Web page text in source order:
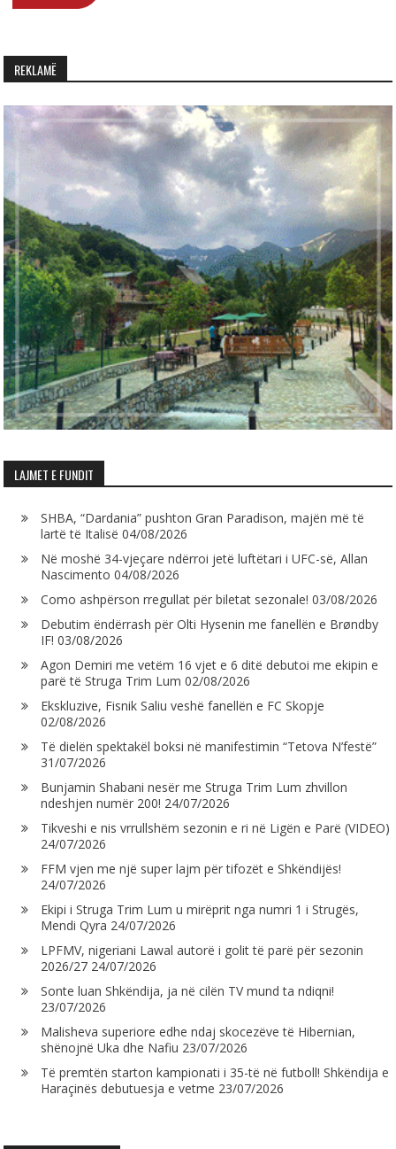
REKLAMË
LAJMET E FUNDIT
SHBA, “Dardania” pushton Gran Paradison, majën më të
lartë të Italisë 04/08/2026
Në moshë 34-vjeçare ndërroi jetë luftëtari i UFC-së, Allan
Nascimento 04/08/2026
Como ashpërson rregullat për biletat sezonale! 03/08/2026
Debutim ëndërrash për Olti Hysenin me fanellën e Brøndby
IF! 03/08/2026
Agon Demiri me vetëm 16 vjet e 6 ditë debutoi me ekipin e
parë të Struga Trim Lum 02/08/2026
Ekskluzive, Fisnik Saliu veshë fanellën e FC Skopje
02/08/2026
Të dielën spektakël boksi në manifestimin “Tetova N’festë”
31/07/2026
Bunjamin Shabani nesër me Struga Trim Lum zhvillon
ndeshjen numër 200! 24/07/2026
Tikveshi e nis vrrullshëm sezonin e ri në Ligën e Parë (VIDEO)
24/07/2026
FFM vjen me një super lajm për tifozët e Shkëndijës!
24/07/2026
Ekipi i Struga Trim Lum u mirëprit nga numri 1 i Strugës,
Mendi Qyra 24/07/2026
LPFMV, nigeriani Lawal autorë i golit të parë për sezonin
2026/27 24/07/2026
Sonte luan Shkëndija, ja në cilën TV mund ta ndiqni!
23/07/2026
Malisheva superiore edhe ndaj skocezëve të Hibernian,
shënojnë Uka dhe Nafiu 23/07/2026
Të premtën starton kampionati i 35-të në futboll! Shkëndija e
Haraçinës debutuesja e vetme 23/07/2026